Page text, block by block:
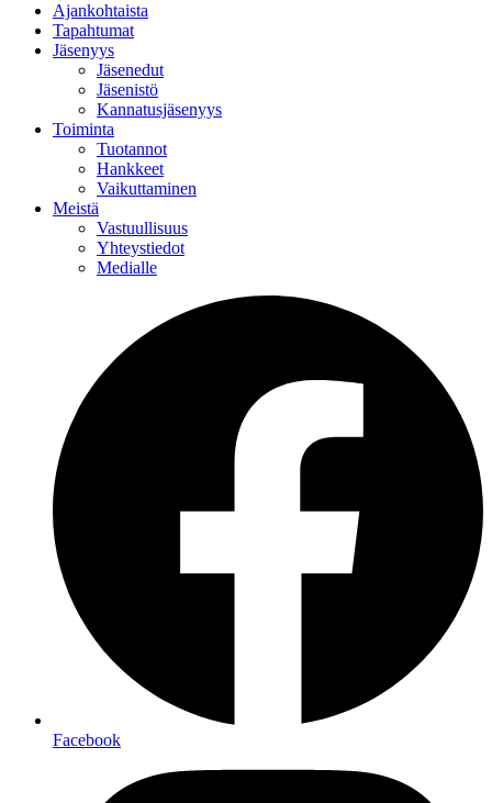
Ajankohtaista
Tapahtumat
Jäsenyys
Jäsenedut
Jäsenistö
Kannatusjäsenyys
Toiminta
Tuotannot
Hankkeet
Vaikuttaminen
Meistä
Vastuullisuus
Yhteystiedot
Medialle
Facebook